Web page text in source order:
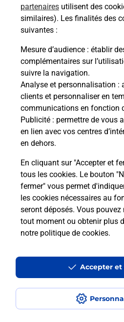
partenaires utilisent des
similaires). Les finalités des
suivantes :
Mesure d’audience : établir
complémentaires sur
suivre la navigation.
Analyse et personnalisation :
clients et personnaliser en
communications en fonction
Publicité : permettre de vous
en lien avec vos centres
en dehors.
En cliquant sur "Accepter et
tous les cookies. Le bouton
fermer" vous permet
les cookies nécessaires au
seront déposés. Vous
tout moment ou obtenir plus
notre politique de cookies.
Accepter
Comment demander
modification de livraison
Comment La Poste
à votre sécurité au
Puis-je passer mon
avec La Poste et sous
conditions ?
Localiser Liste Essonne ST
Accessibilité : partiellement
Conditions contractuelles
Mentions légales